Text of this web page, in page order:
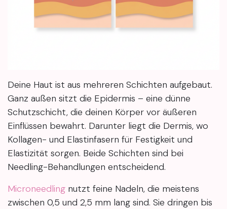
Deine Haut ist aus mehreren Schichten aufgebaut.
Ganz außen sitzt die Epidermis – eine dünne
Schutzschicht, die deinen Körper vor äußeren
Einflüssen bewahrt. Darunter liegt die Dermis, wo
Kollagen- und Elastinfasern für Festigkeit und
Elastizität sorgen. Beide Schichten sind bei
Needling-Behandlungen entscheidend.
Microneedling nutzt feine Nadeln, die meistens
zwischen 0,5 und 2,5 mm lang sind. Sie dringen bis